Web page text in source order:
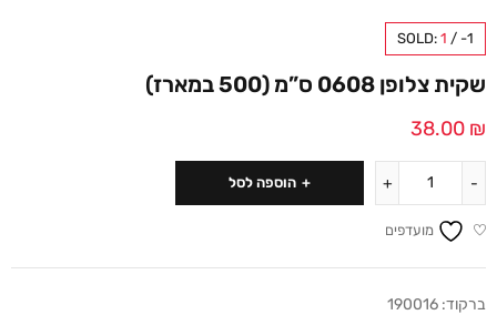
SOLD: 1 / -1
שקית צלופן 0608 ס”מ (500 במארז)
38.00 ₪
הוספה לסל
מועדפים
ברקוד: 190016